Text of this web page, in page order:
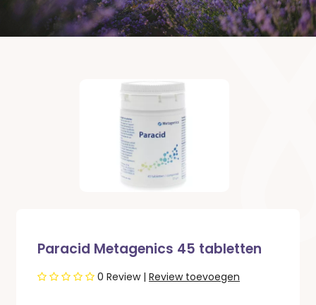
Paracid Metagenics 45 tabletten
0 Review | Review toevoegen